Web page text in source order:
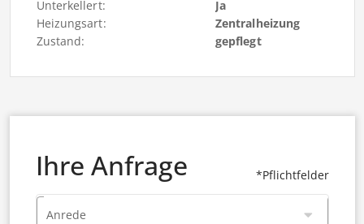
Unterkellert:
Ja
Heizungsart:
Zentralheizung
Zustand:
gepflegt
*Pflichtfelder
Ihre Anfrage
Anrede